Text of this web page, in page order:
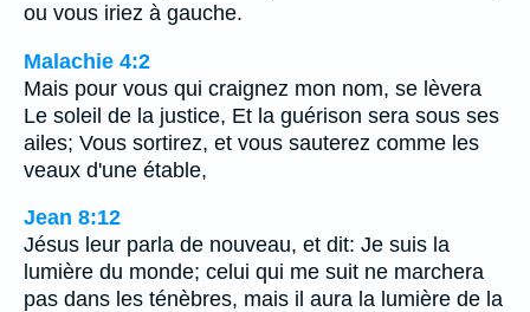
ou vous iriez à gauche.
Malachie 4:2
Mais pour vous qui craignez mon nom, se lèvera
Le soleil de la justice, Et la guérison sera sous ses
ailes; Vous sortirez, et vous sauterez comme les
veaux d'une étable,
Jean 8:12
Jésus leur parla de nouveau, et dit: Je suis la
lumière du monde; celui qui me suit ne marchera
pas dans les ténèbres, mais il aura la lumière de la